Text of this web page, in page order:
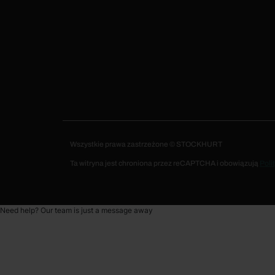
Wszystkie prawa zastrzeżone © STOCKHURT
Ta witryna jest chroniona przez reCAPTCHA i obowiązują
Need help? Our team is just a message away